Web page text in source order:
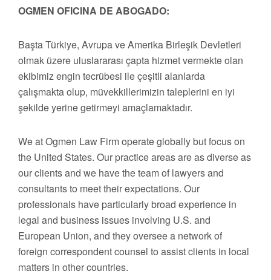
OGMEN OFICINA DE ABOGADO:
Başta Türkiye, Avrupa ve Amerika Birleşik Devletleri
olmak üzere uluslararası çapta hizmet vermekte olan
ekibimiz engin tecrübesi ile çeşitli alanlarda
çalışmakta olup, müvekkillerimizin taleplerini en iyi
şekilde yerine getirmeyi amaçlamaktadır.
We at Ogmen Law Firm operate globally but focus on
the United States. Our practice areas are as diverse as
our clients and we have the team of lawyers and
consultants to meet their expectations. Our
professionals have particularly broad experience in
legal and business issues involving U.S. and
European Union, and they oversee a network of
foreign correspondent counsel to assist clients in local
matters in other countries.